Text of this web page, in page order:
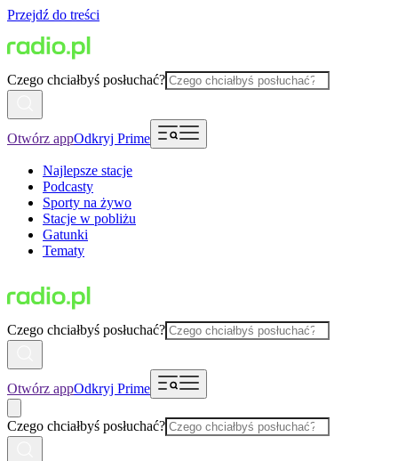
Przejdź do treści
Czego chciałbyś posłuchać?
Otwórz appOdkryj Prime
Najlepsze stacje
Podcasty
Sporty na żywo
Stacje w pobliżu
Gatunki
Tematy
Czego chciałbyś posłuchać?
Otwórz appOdkryj Prime
Czego chciałbyś posłuchać?